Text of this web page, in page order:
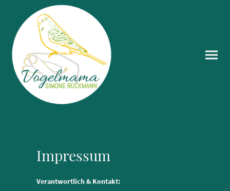
Impressum
Verantwortlich & Kontakt: